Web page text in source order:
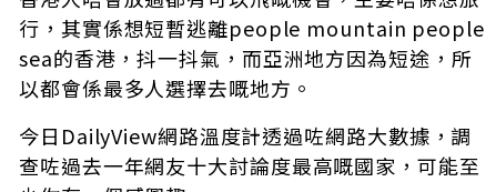
行，其實係想短暫逃離people mountain people
sea的香港，抖一抖氣，而亞洲地方因為短途，所
以都會係最多人選擇去嘅地方。
今日DailyView網路溫度計透過咗網路大數據，調
查咗過去一年網友十大討論度最高嘅國家，可能至